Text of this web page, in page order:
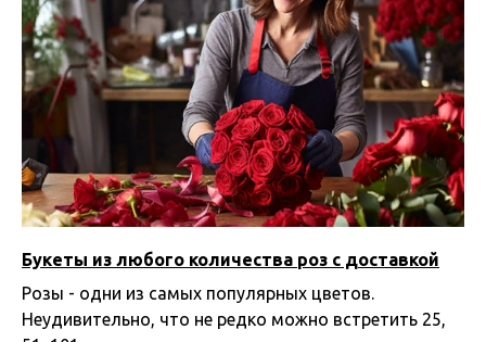
Букеты из любого количества роз с доставкой
Розы - одни из самых популярных цветов.
Неудивительно, что не редко можно встретить 25,